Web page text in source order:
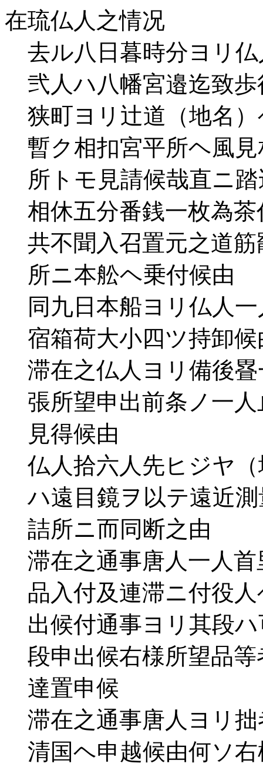
在琉仏人之情况
去ル八日暮時分ヨリ仏
弐人ハ八幡宮邉迄致歩
狭町ヨリ辻道（地名）
暫ク相扣宮平所ヘ風見
所トモ見請候哉直ニ踏
相休五分番銭一枚為茶
共不聞入召置元之道筋
所ニ本舩ヘ乗付候由
同九日本船ヨリ仏人一
宿箱荷大小四ツ持卸候
滞在之仏人ヨリ備後疂
張所望申出前条ノ一人
見得候由
仏人拾六人先ヒジヤ（
ハ遠目鏡ヲ以テ遠近測
詰所ニ而同断之由
滞在之通事唐人一人首
品入付及連滞ニ付役人
出候付通事ヨリ其段ハ
段申出候右様所望品等
達置申候
滞在之通事唐人ヨリ拙
清国ヘ申越候由何ソ右